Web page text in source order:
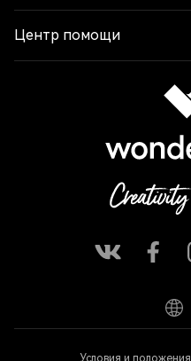
Центр помощи
Условия и положения